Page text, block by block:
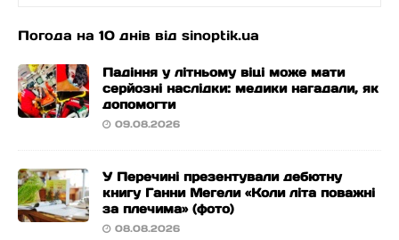
Погода на 10 днів від sinoptik.ua
Падіння у літньому віці може мати
серйозні наслідки: медики нагадали, як
допомогти
09.08.2026
У Перечині презентували дебютну
книгу Ганни Мегели «Коли літа поважні
за плечима» (фото)
08.08.2026